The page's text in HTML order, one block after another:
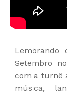
Lembrando
Setembro
com a turnê
música,